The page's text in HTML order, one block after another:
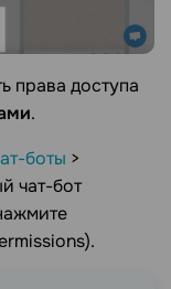
права доступа
.
боты >
чат-бот